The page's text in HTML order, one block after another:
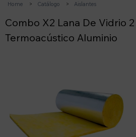
Home Catálogo Aislantes
Combo X2 Lana De Vidrio
Termoacústico Aluminio